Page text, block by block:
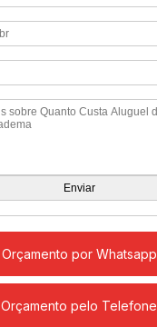
Orçamento por Whatsapp
Orçamento pelo Telefone